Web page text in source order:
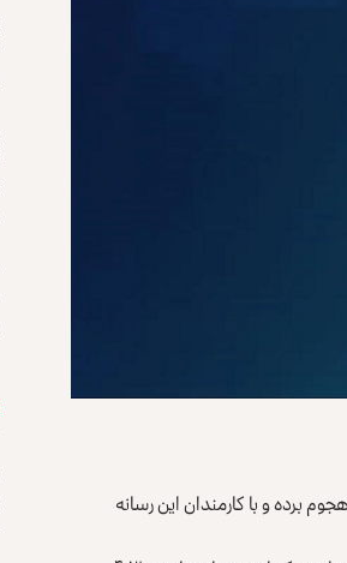
برده و با کارمندان این رسانه‌